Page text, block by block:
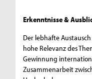
Erkenntnisse &
Der lebhafte
hohe Relevanz des
Gewinnung
Zusammenarbeit